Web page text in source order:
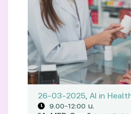
26-03-2025, AI in
9.00-12:00 น.